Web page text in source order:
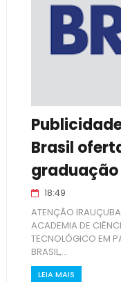
Brasil
18:49
ATENÇÃO
ACADEMIA DE
TECNOLÓGICO EM
BRASIL,...
LEIA MAIS